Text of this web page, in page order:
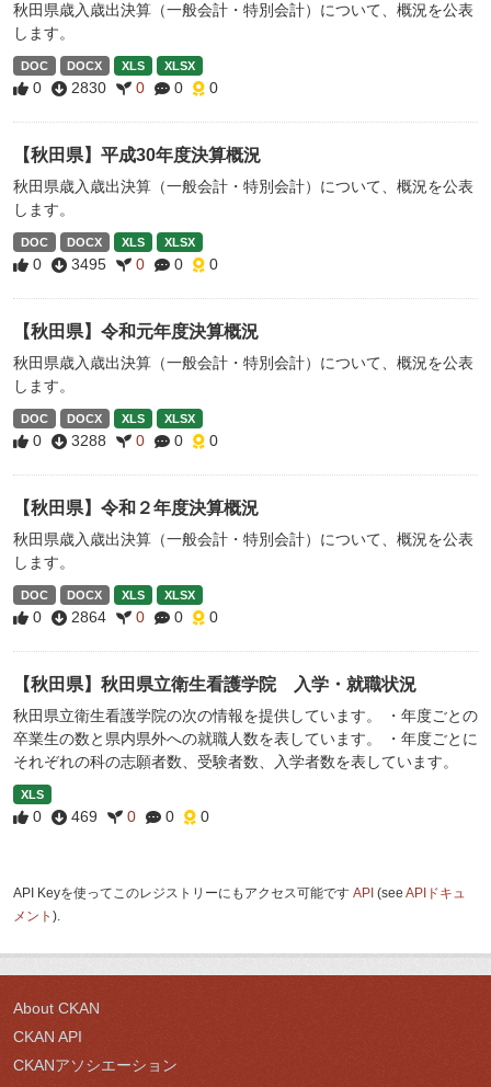
秋田県歳入歳出決算（一般会計・特別会計）について、概況を公表
します。
DOC DOCX XLS XLSX
0 2830 0 0 0
【秋田県】平成30年度決算概況
秋田県歳入歳出決算（一般会計・特別会計）について、概況を公表
します。
DOC DOCX XLS XLSX
0 3495 0 0 0
【秋田県】令和元年度決算概況
秋田県歳入歳出決算（一般会計・特別会計）について、概況を公表
します。
DOC DOCX XLS XLSX
0 3288 0 0 0
【秋田県】令和２年度決算概況
秋田県歳入歳出決算（一般会計・特別会計）について、概況を公表
します。
DOC DOCX XLS XLSX
0 2864 0 0 0
【秋田県】秋田県立衛生看護学院 入学・就職状況
秋田県立衛生看護学院の次の情報を提供しています。 ・年度ごとの
卒業生の数と県内県外への就職人数を表しています。 ・年度ごとに
それぞれの科の志願者数、受験者数、入学者数を表しています。
XLS
0 469 0 0 0
API Keyを使ってこのレジストリーにもアクセス可能です API (see APIドキュ
メント ).
About CKAN
CKAN API
CKANアソシエーション